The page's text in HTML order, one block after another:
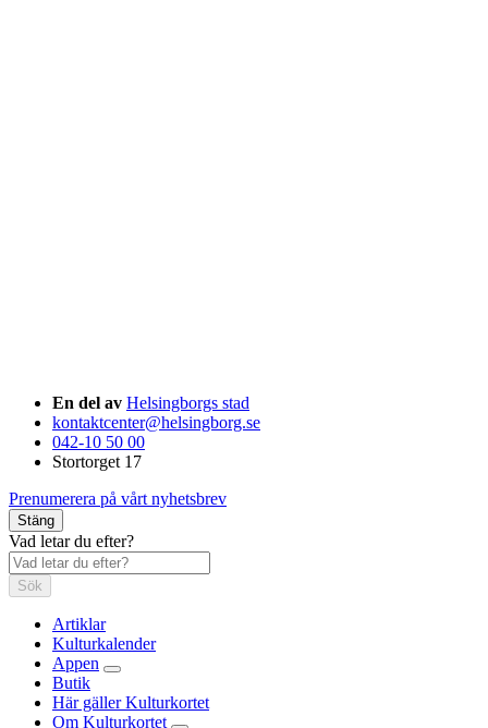
En del av Helsingborgs stad
kontaktcenter@helsingborg.se
042-10 50 00
Stortorget 17
Prenumerera på vårt nyhetsbrev
Stäng
Vad letar du efter?
Sök
Artiklar
Kulturkalender
Appen
Butik
Här gäller Kulturkortet
Om Kulturkortet